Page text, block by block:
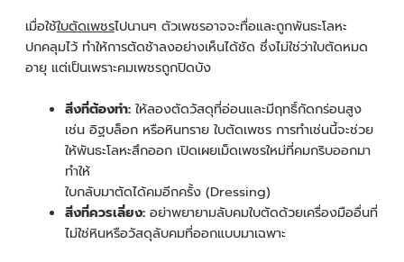
เมื่อใช้ใบตัดเพชรไปนานๆ ตัวเพชรอาจจะทื่อและถูกพันธะโลหะ
ปกคลุมไว้ ทำให้การตัดช้าลงอย่างเห็นได้ชัด ซึ่งไม่ใช่ว่าใบตัดหมด
อายุ แต่เป็นเพราะคมเพชรถูกปิดบัง
สิ่งที่ต้องทำ:ให้ลองตัดวัสดุที่อ่อนและมีฤทธิ์กัดกร่อนสูง
เช่น อิฐบล็อก หรือหินทราย ใบตัดเพชร การทำเช่นนี้จะช่วย
ให้พันธะโลหะสึกออก เปิดเผยเม็ดเพชรใหม่ที่คมกริบออกมา
ทำให้
ใบกลับมาตัดได้คมอีกครั้ง (Dressing)
สิ่งที่ควรเลี่ยง:อย่าพยายามลับคมใบตัดด้วยเครื่องมืออื่นที่
ไม่ใช่หินหรือวัสดุลับคมที่ออกแบบมาเฉพาะ